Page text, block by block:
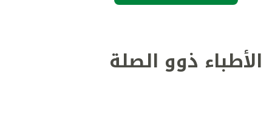
الأطباء ذوو الصلة